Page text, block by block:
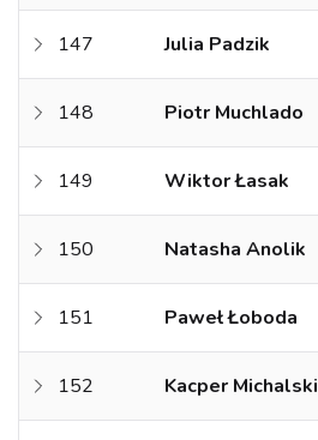
147 Julia Padzik
148 Piotr Muchlado
149 Wiktor Łasak
150 Natasha Anolik
151 Paweł Łoboda
152 Kacper Michalski